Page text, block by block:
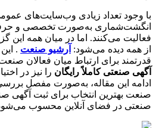
با وجود تعداد زیادی وب‌سایت‌های
انگشت‌شماری به‌صورت تخصصی و
فعالیت می‌کنند. اما در میان همه این
از همه دیده می‌شود: آرشیو صنعت .
قدرتمند برای ارتباط میان فعالان
آگهی صنعتی کاملاً رایگان را نیز در
ادامه این مقاله، به‌صورت مفصل
صنعت بهترین انتخاب برای ثبت آگهی
صنعتی در فضای آنلاین محسوب